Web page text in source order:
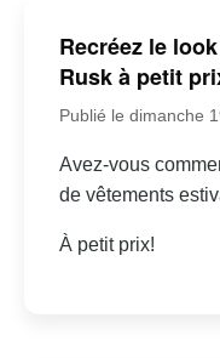
Recréez le
Rusk à petit
Publié le dimanche
Avez-vous
de vêtements
À petit prix!